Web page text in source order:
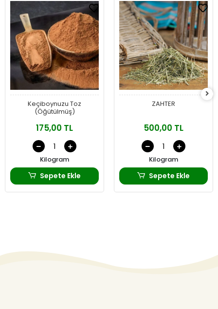
Keçiboynuzu Toz
(Öğütülmüş)
175,00 TL
Kilogram
Sepete Ekle
ZAHTER
500,00 TL
Kilogram
Sepete Ekle